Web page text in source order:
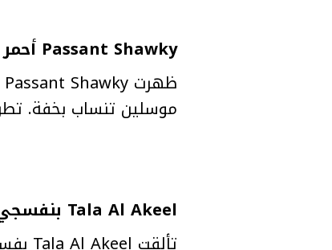
Passant Shawky أحمر متدرّج بلمعة مترفة
موسلين تنساب بخفة.
Tala Al Akeel بنفسجي رومانسي بقصّة غير متوازية